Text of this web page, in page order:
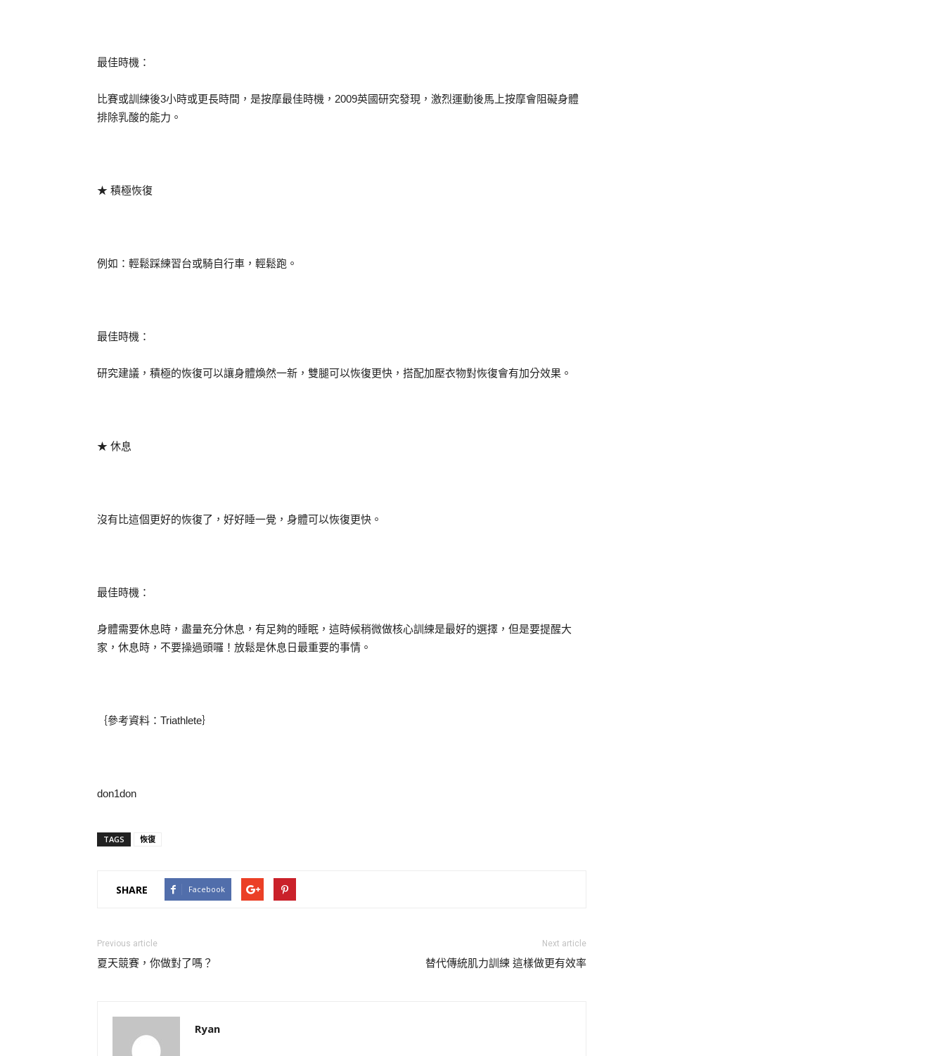
最佳時機：
比賽或訓練後3小時或更長時間，是按摩最佳時機，2009英國研究發現，激烈運動後馬上按摩會阻礙身體
排除乳酸的能力。
★ 積極恢復
例如：輕鬆踩練習台或騎自行車，輕鬆跑。
最佳時機：
研究建議，積極的恢復可以讓身體煥然一新，雙腿可以恢復更快，搭配加壓衣物對恢復會有加分效果。
★ 休息
沒有比這個更好的恢復了，好好睡一覺，身體可以恢復更快。
最佳時機：
身體需要休息時，盡量充分休息，有足夠的睡眠，這時候稍微做核心訓練是最好的選擇，但是要提醒大
家，休息時，不要操過頭囉！放鬆是休息日最重要的事情。
｛參考資料：Triathlete｝
don1don
TAGS 恢復
SHARE Facebook
Previous article
夏天競賽，你做對了嗎？
Next article
替代傳統肌力訓練 這樣做更有效率
Ryan